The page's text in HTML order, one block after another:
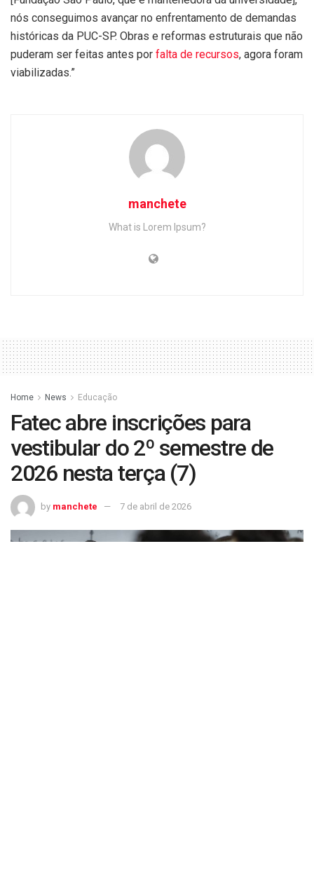
nós conseguimos avançar no enfrentamento de demandas
históricas da PUC-SP. Obras e reformas estruturais que não
puderam ser feitas antes por falta de recursos, agora foram
viabilizadas.”
manchete
What is Lorem Ipsum?
Home News Educação
Fatec abre inscrições para
vestibular do 2º semestre de
2026 nesta terça (7)
by manchete 7 de abril de 2026